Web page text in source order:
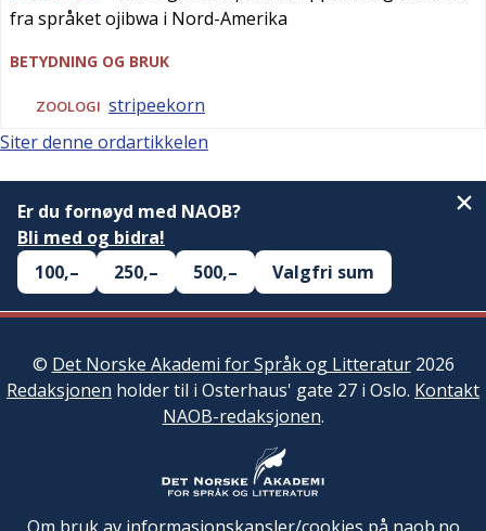
fra språketojibwa i Nord-Amerika
BETYDNING OG BRUK
ZOOLOGI stripeekorn
Siter denne ordartikkelen
Er du fornøyd med NAOB?
Bli med og bidra!
100,–
250,– 500,– Valgfri sum
© Det Norske Akademi for Språk og Litteratur2026
Redaksjonen holder til i Osterhaus' gate 27 i Oslo. Kontakt
NAOB-redaksjonen.